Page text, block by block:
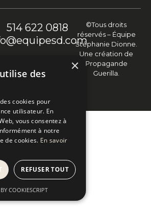
514 622 0818
©Tous droits
réservés – Équipe
Stéphanie Dionne.
Une création de
Propagande
Guerilla.
×
des
cookies pour
utilisateur. En
vous consentez à
à notre
de cookies. En savoir
REFUSER TOUT
COOKIESCRIPT